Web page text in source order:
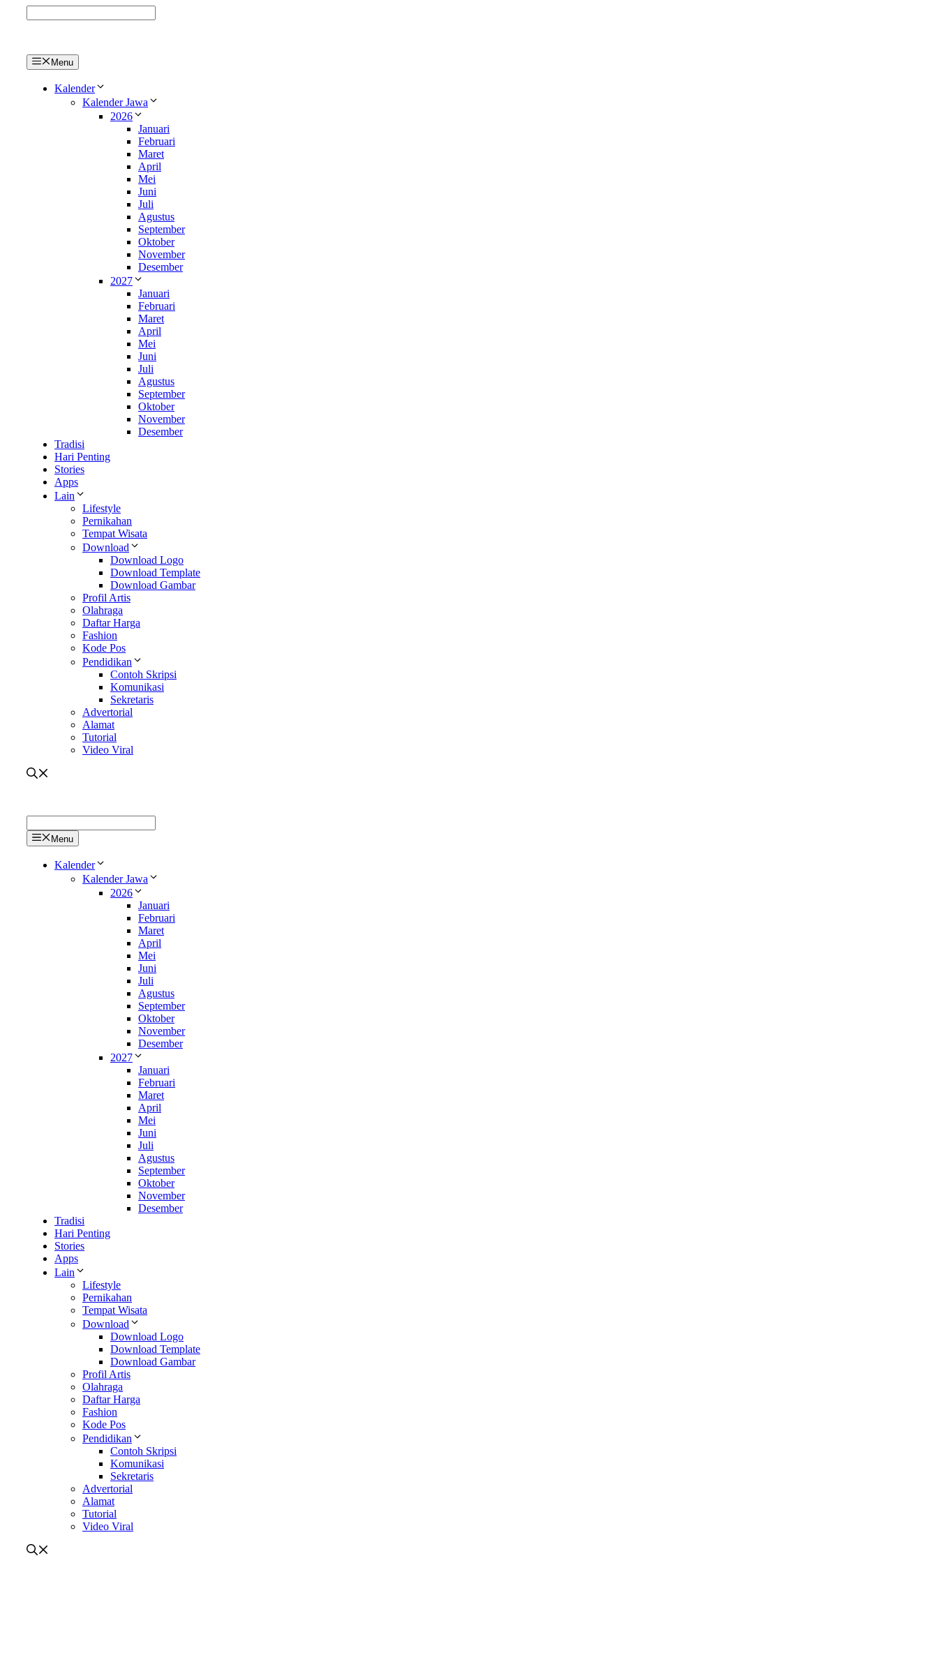
Menu
Kalender
Kalender Jawa
2026
Januari
Februari
Maret
April
Mei
Juni
Juli
Agustus
September
Oktober
November
Desember
2027
Januari
Februari
Maret
April
Mei
Juni
Juli
Agustus
September
Oktober
November
Desember
Tradisi
Hari Penting
Stories
Apps
Lain
Lifestyle
Pernikahan
Tempat Wisata
Download
Download Logo
Download Template
Download Gambar
Profil Artis
Olahraga
Daftar Harga
Fashion
Kode Pos
Pendidikan
Contoh Skripsi
Komunikasi
Sekretaris
Advertorial
Alamat
Tutorial
Video Viral
Menu
Kalender
Kalender Jawa
2026
Januari
Februari
Maret
April
Mei
Juni
Juli
Agustus
September
Oktober
November
Desember
2027
Januari
Februari
Maret
April
Mei
Juni
Juli
Agustus
September
Oktober
November
Desember
Tradisi
Hari Penting
Stories
Apps
Lain
Lifestyle
Pernikahan
Tempat Wisata
Download
Download Logo
Download Template
Download Gambar
Profil Artis
Olahraga
Daftar Harga
Fashion
Kode Pos
Pendidikan
Contoh Skripsi
Komunikasi
Sekretaris
Advertorial
Alamat
Tutorial
Video Viral